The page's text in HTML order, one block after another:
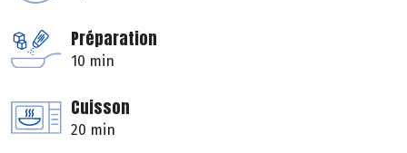
Préparation
10 min
Cuisson
20 min